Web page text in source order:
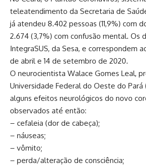
teleatendimento da Secretaria de
já atendeu 8.402 pessoas (11,9%) com
2.674 (3,7%) com confusão mental. Os
IntegraSUS, da Sesa, e correspondem
de abril e 14 de setembro de 2020.
O neurocientista Walace Gomes Leal,
Universidade Federal do Oeste do Pará
alguns efeitos neurológicos do novo
observados até então:
– cefaleia (dor de cabeça);
– náuseas;
– vômito;
– perda/alteração de consciência;